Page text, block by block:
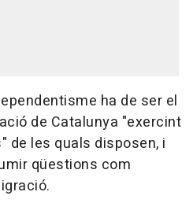
ha de ser el
de Catalunya "exercint
de les quals disposen, i
qüestions com